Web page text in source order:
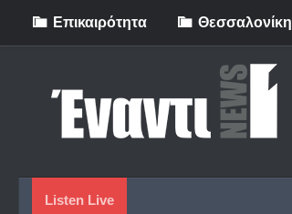
Skip to content
Eπικαιρότητα Θεσσαλονίκη
Listen Live